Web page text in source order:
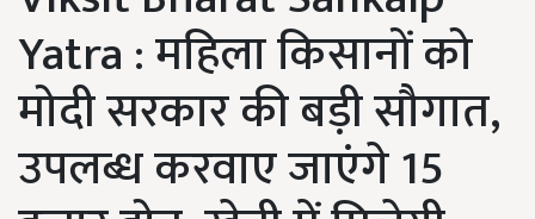
Yatra : महिला किसानों को
मोदी सरकार की बड़ी सौगात,
उपलब्ध करवाए जाएंगे 15